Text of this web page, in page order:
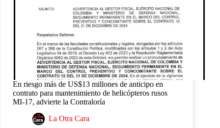
En riesgo más de US$13 millones de anticipo en
contrato para mantenimiento de helicópteros rusos
MI-17, advierte la Contraloría
La Otra Cara